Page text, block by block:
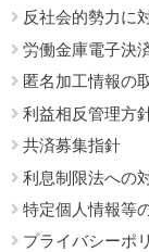
反社会的勢力に
労働金庫電子決
匿名加工情報の
利益相反管理方
共済募集指針
利息制限法への
特定個人情報等
プライバシーポ